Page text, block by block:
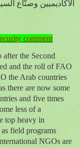
الأكاديميين وصنّاع
comment
after the Second
and the roll of FAO
the Arab countries
there are now some
and five times
less of a
top heavy in
field programs
NGOs are